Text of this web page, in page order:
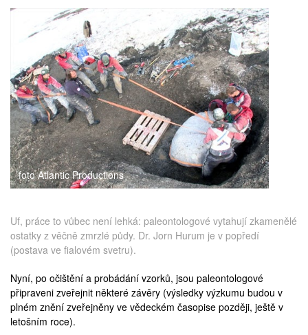
foto Atlantic Productions
Uf, práce to vůbec není lehká: paleontologové vytahují zkamenělé
ostatky z věčně zmrzlé půdy. Dr. Jorn Hurum je v popředí
(postava ve fialovém svetru).
Nyní, po očištění a probádání vzorků, jsou paleontologové
připraveni zveřejnit některé závěry (výsledky výzkumu budou v
plném znění zveřejněny ve vědeckém časopise později, ještě v
letošním roce).